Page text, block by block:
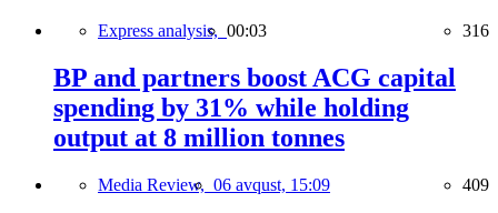
Express analysis, 00:03 316
BP and partners boost ACG capital
spending by 31% while holding
output at 8 million tonnes
Media Review, 06 avqust, 15:09 409